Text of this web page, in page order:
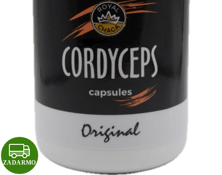
Z
ZADARMO